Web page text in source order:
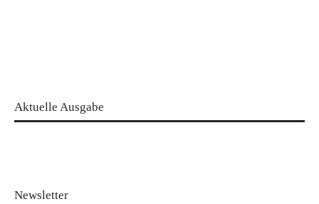
Aktuelle Ausgabe
Newsletter